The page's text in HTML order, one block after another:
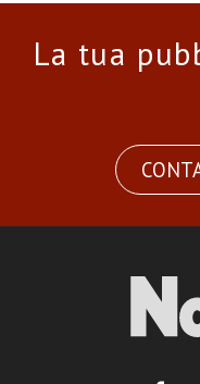
La tua